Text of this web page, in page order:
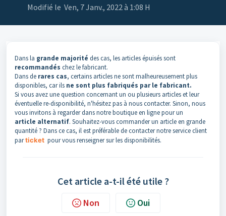
Modifié le Ven, 7 Janv., 2022 à 1:08 H
Dans la grande majorité des cas, les articles épuisés sont
recommandés chez le fabricant.
Dans de rares cas, certains articles ne sont malheureusement plus
disponibles, car ils ne sont plus fabriqués par le fabricant.
Si vous avez une question concernant un ou plusieurs articles et leur
éventuelle re-disponibilité, n'hésitez pas à nous contacter. Sinon, nous
vous invitons à regarder dans notre boutique en ligne pour un
article alternatif. Souhaitez-vous commander un article en grande
quantité ? Dans ce cas, il est préférable de contacter notre service client
particket pour vous renseigner sur les disponibilités.
Cet article a-t-il été utile ?
Non Oui